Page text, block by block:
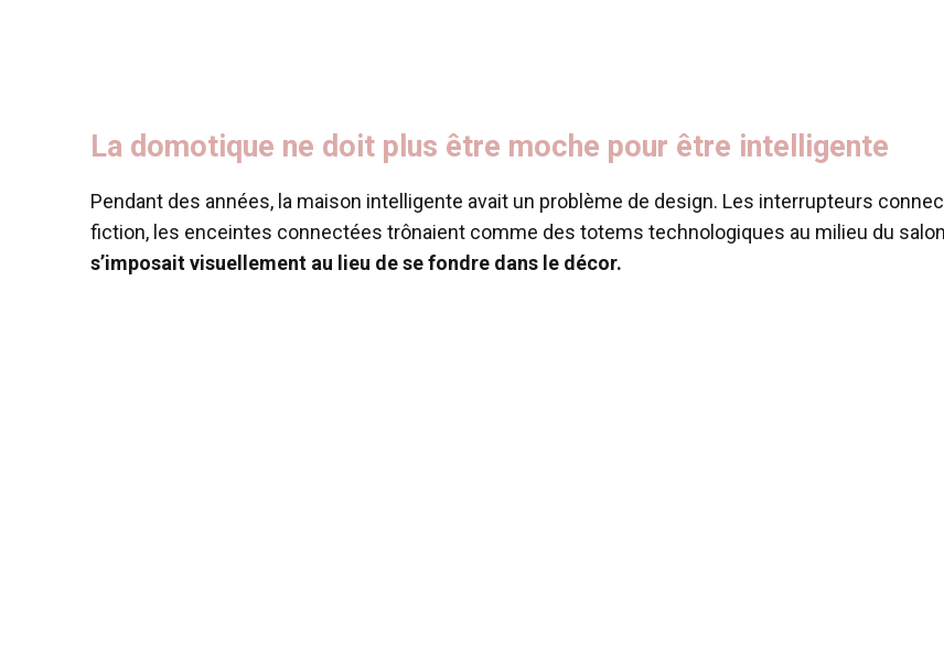
La domotique ne doit plus être moche pour être intelligente
Pendant des années, la maison intelligente avait un problème de design. Les interrupteurs
fiction, les enceintes connectées trônaient comme des totems technologiques au milieu du
s’imposait visuellement au lieu de se fondre dans le décor.